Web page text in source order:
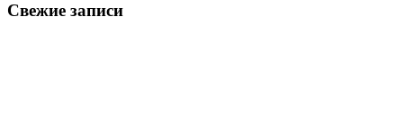
Свежие записи